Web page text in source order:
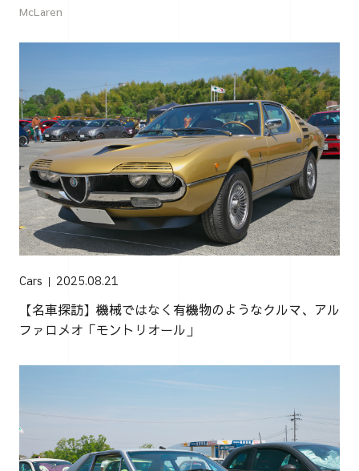
McLaren
Cars 2025.08.21
【名車探訪】機械ではなく有機物のようなクルマ、アル
ファロメオ「モントリオール」